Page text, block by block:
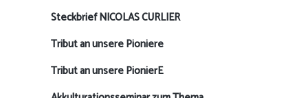
Steckbrief NICOLAS CURLIER
Tribut an unsere Pioniere
Tribut an unsere PionierE